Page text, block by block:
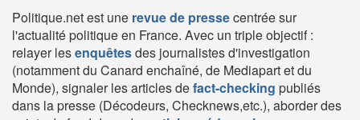
Politique.net est une revue de pressecentrée sur
l'actualité politique en France. Avec un triple objectif :
relayer lesenquêtesdes journalistes d'investigation
(notamment du Canard enchaîné, de Mediapart et du
Monde), signaler les articles defact-checking publiés
dans la presse (Décodeurs, Checknews,etc.), aborder des